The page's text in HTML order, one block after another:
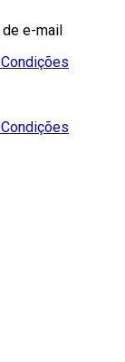
de e-mail